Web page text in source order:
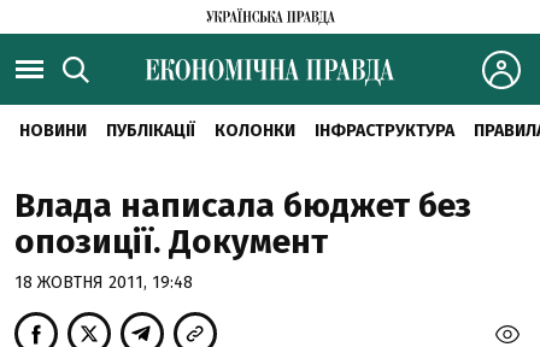
НОВИНИ ПУБЛІКАЦІЇ КОЛОНКИ ІНФРАСТРУКТУРА
Влада написала бюджет без
опозиції. Документ
18 ЖОВТНЯ 2011, 19:48